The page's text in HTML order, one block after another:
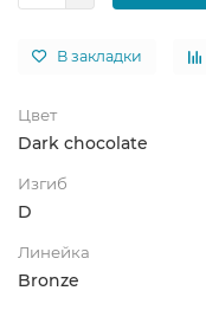
В закладки
Цвет
Dark chocolate
Изгиб
D
Линейка
Bronze